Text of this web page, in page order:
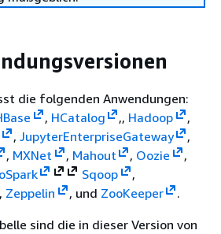
die folgenden Anwendungen:
, HCatalog ,, Hadoop
,
, JupyterEnterpriseGateway
,
, MXNet , Mahout , Oozie
,
Spark Sqoop
,
, Zeppelin , und ZooKeeper
.
sind die in dieser Version von